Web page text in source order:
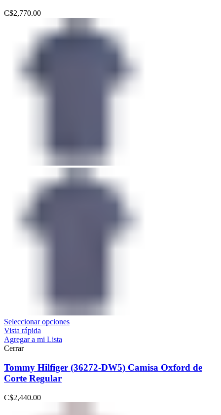
C$2,770.00
Seleccionar opciones
Vista rápida
Agregar a mi Lista
Cerrar
Tommy Hilfiger (36272-DW5) Camisa Oxford de
Corte Regular
C$2,440.00